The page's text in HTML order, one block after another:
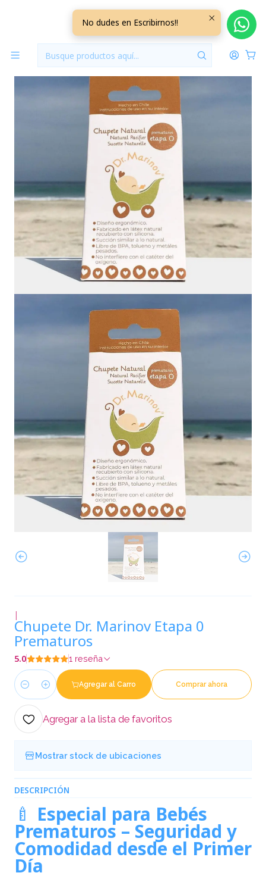
Inicio Accesorios Chupetes
Chupete Dr. Marinov Etapa 0 Prematuros
|
Chupete Dr. Marinov Etapa 0
Prematuros
5.0 1 reseña
Cantidad
Agregar al Carro Comprar ahora
Agregar a la lista de favoritos
Mostrar stock de ubicaciones
DESCRIPCIÓN
🍼 Especial para Bebés
Prematuros – Seguridad y
Comodidad desde el Primer
Día
No dudes en Escribirnos!!